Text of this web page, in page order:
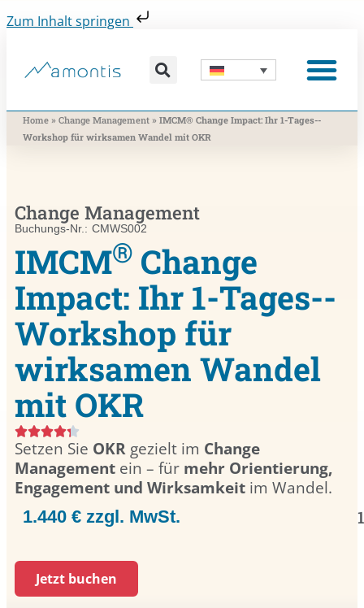
Zum Inhalt springen
Home » Change Management » IMCM® Change Impact: Ihr 1-Tages-­
Workshop für wirksamen Wandel mit OKR
Change Management
Buchungs-Nr.: CMWS002
IMCM® Change
Impact: Ihr 1-Tages-­
Workshop für
wirksamen Wandel
mit OKR
Setzen Sie OKR gezielt im Change
Management ein – für mehr Orientierung,
Engagement und Wirksamkeit im Wandel.
1.440 € zzgl. MwSt.
Jetzt buchen